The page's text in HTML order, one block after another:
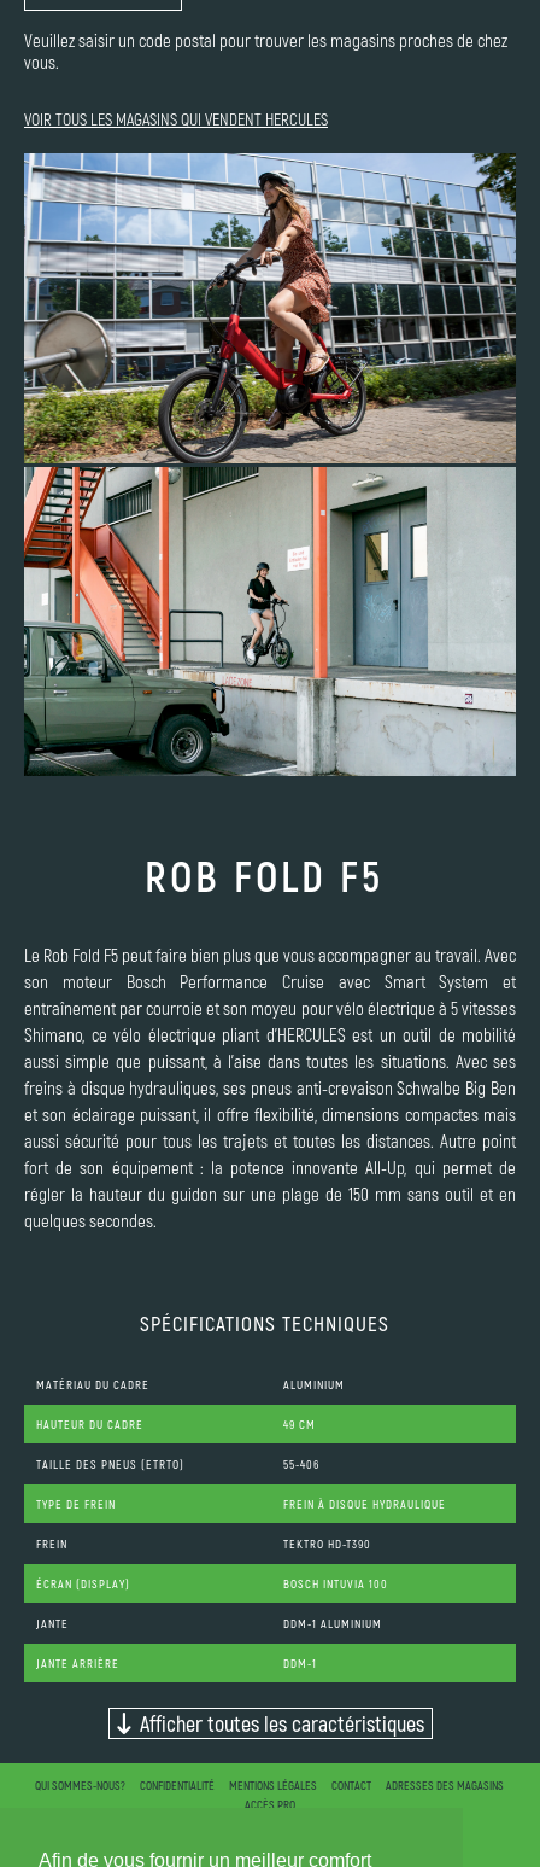
Afin de vous fournir un meilleur comfort
Veuillez saisir un code postal pour trouver les magasins proches de chez
vous.
VOIR TOUS LES MAGASINS QUI VENDENT HERCULES
ROB FOLD F5
Le Rob Fold F5 peut faire bien plus que vous accompagner au travail. Avec
son moteur Bosch Performance Cruise avec Smart System et
entraînement par courroie et son moyeu pour vélo électrique à 5 vitesses
Shimano, ce vélo électrique pliant d’HERCULES est un outil de mobilité
aussi simple que puissant, à l’aise dans toutes les situations. Avec ses
freins à disque hydrauliques, ses pneus anti-crevaison Schwalbe Big Ben
et son éclairage puissant, il offre flexibilité, dimensions compactes mais
aussi sécurité pour tous les trajets et toutes les distances. Autre point
fort de son équipement : la potence innovante All-Up, qui permet de
régler la hauteur du guidon sur une plage de 150 mm sans outil et en
quelques secondes.
SPÉCIFICATIONS TECHNIQUES
MATÉRIAU DU CADRE ALUMINIUM
HAUTEUR DU CADRE 49 CM
TAILLE DES PNEUS (ETRTO) 55-406
TYPE DE FREIN FREIN À DISQUE HYDRAULIQUE
FREIN TEKTRO HD-T390
ÉCRAN (DISPLAY) BOSCH INTUVIA 100
JANTE DDM-1 ALUMINIUM
JANTE ARRIÈRE DDM-1
Afficher toutes les caractéristiques
QUI SOMMES-NOUS? CONFIDENTIALITÉ MENTIONS LÉGALES CONTACT
ADRESSES DES MAGASINS
ACCÈS PRO